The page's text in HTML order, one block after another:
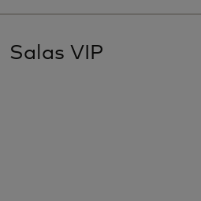
Salas VIP